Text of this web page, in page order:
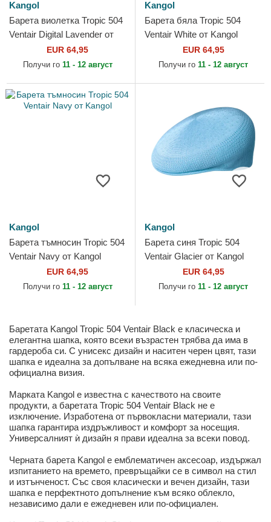
Kangol
Барета виолетка Tropic 504
Ventair Digital Lavender от
EUR 64,95
Получи го 11 - 12 август
Kangol
Барета бяла Tropic 504
Ventair White от Kangol
EUR 64,95
Получи го 11 - 12 август
Kangol
Барета тъмносин Tropic 504
Ventair Navy от Kangol
EUR 64,95
Получи го 11 - 12 август
Kangol
Барета синя Tropic 504
Ventair Glacier от Kangol
EUR 64,95
Получи го 11 - 12 август
Баретата Kangol Tropic 504 Ventair Black е класическа и
елегантна шапка, която всеки възрастен трябва да има в
гардероба си. С унисекс дизайн и наситен черен цвят, тази
шапка е идеална за допълване на всяка ежедневна или по-
официална визия.
Марката Kangol е известна с качеството на своите
продукти, а баретата Tropic 504 Ventair Black не е
изключение. Изработена от първокласни материали, тази
шапка гарантира издръжливост и комфорт за носещия.
Универсалният ѝ дизайн я прави идеална за всеки повод.
Черната барета Kangol е емблематичен аксесоар, издържал
изпитанието на времето, превръщайки се в символ на стил
и изтънченост. Със своя класически и вечен дизайн, тази
шапка е перфектното допълнение към всяко облекло,
независимо дали е ежедневен или по-официален.